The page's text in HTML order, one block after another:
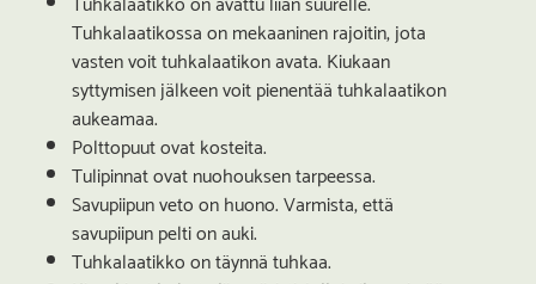
Tuhkalaatikossa on mekaaninen rajoitin, jota
vasten voit tuhkalaatikon avata. Kiukaan
syttymisen jälkeen voit pienentää tuhkalaatikon
aukeamaa.
Polttopuut ovat kosteita.
Tulipinnat ovat nuohouksen tarpeessa.
Savupiipun veto on huono. Varmista, että
savupiipun pelti on auki.
Tuhkalaatikko on täynnä tuhkaa.